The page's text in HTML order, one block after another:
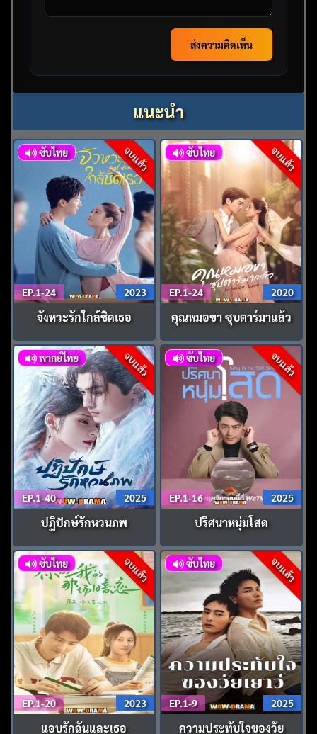
ส่งความคิดเห็น
แนะนำ
จบแล้ว
ซับไทย
EP.1-24 2023
จังหวะรักใกล้ชิดเธอ
จบแล้ว
ซับไทย
EP.1-24 2020
คุณหมอขา ซุบตาร์มาแล้ว
จบแล้ว
พากย์ไทย
EP.1-40 2025
ปฏิปักษ์รักหวนภพ
จบแล้ว
ซับไทย
EP.1-16 2025
ปริศนาหนุ่มโสด
จบแล้ว
ซับไทย
EP.1-20 2023
แอบรักฉันและเธอ
จบแล้ว
ซับไทย
EP.1-9 2025
ความประทับใจของวัย